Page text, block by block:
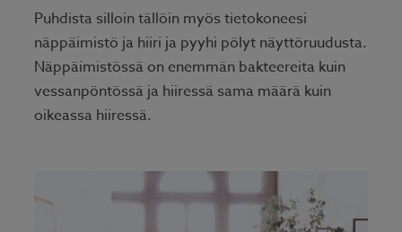
Puhdista silloin tällöin myös tietokoneesi
näppäimistö ja hiiri ja pyyhi pölyt näyttöruudusta.
Näppäimistössä on enemmän bakteereita kuin
vessanpöntössä ja hiiressä sama määrä kuin
oikeassa hiiressä.